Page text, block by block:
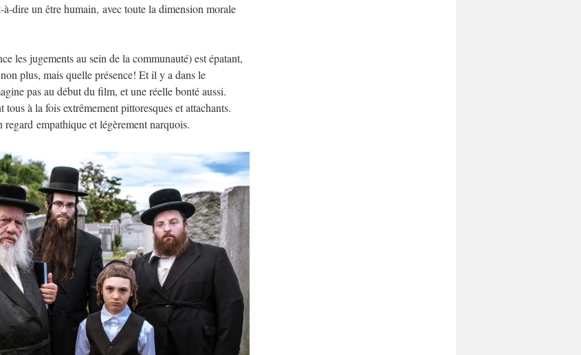
à-dire un être humain, avec toute la dimension morale
les jugements au sein de la communauté) est épatant,
plus, mais quelle présence! Et il y a dans le
pas au début du film, et une réelle bonté aussi.
à la fois extrêmement pittoresques et attachants.
empathique et légèrement narquois.